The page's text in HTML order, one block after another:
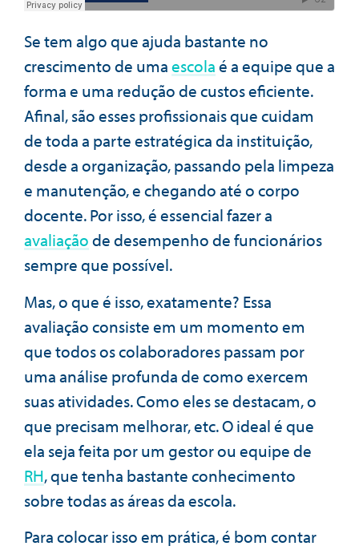
Se tem algo que ajuda bastante no
crescimento de umaescolaé a equipe que a
forma e uma redução de custos eficiente.
Afinal, são esses profissionais que cuidam
de toda a parte estratégica da instituição,
desde a organização, passando pela limpeza
e manutenção, e chegando até o corpo
docente. Por isso, é essencial fazer a
avaliaçãode desempenho de funcionários
sempre que possível.
Mas, o que é isso, exatamente? Essa
avaliação consiste em um momento em
que todos os colaboradores passam por
uma análise profunda de como exercem
suas atividades. Como eles se destacam, o
que precisam melhorar, etc. O ideal é que
ela seja feita por um gestor ou equipe de
RH, que tenha bastante conhecimento
sobre todas as áreas da escola.
Para colocar isso em prática, é bom contar